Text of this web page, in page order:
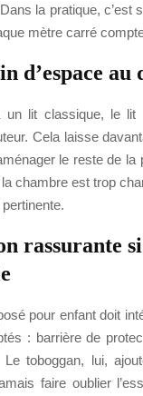
la pratique, c’est
mètre carré
d’espace au
un lit classique, le lit
Cela laisse
le reste de la
la chambre est trop
rassurante
pour enfant doit
: barrière de
Le toboggan, lui,
faire oublier